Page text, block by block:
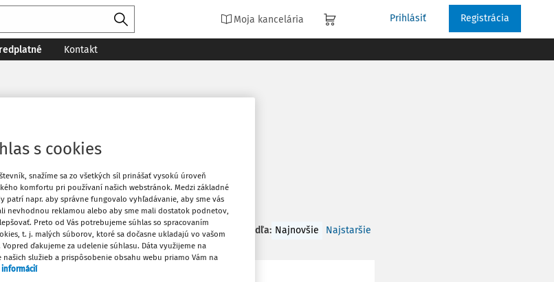
Moja kancelária Prihlásiť Registrácia
Kontakt
1
1 Zoradiť podľa: Najnovšie Najstaršie
s cookies
snažíme sa zo všetkých síl prinášať vysokú úroveň
komfortu pri používaní našich webstránok. Medzi základné
patrí napr. aby správne fungovalo vyhľadávanie, aby sme vás
nevhodnou reklamou alebo aby sme mali dostatok podnetov,
Preto od Vás potrebujeme súhlas so spracovaním
t. j. malých súborov, ktoré sa dočasne ukladajú vo vašom
Vopred ďakujeme za udelenie súhlasu. Dáta využijeme na
našich služieb a prispôsobenie obsahu webu priamo Vám na
informácií